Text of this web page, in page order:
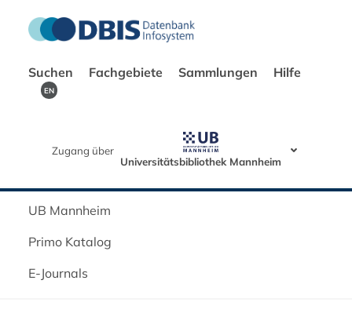
Suchen Fachgebiete Sammlungen Hilfe
EN
Zugang über
Universitätsbibliothek Mannheim
UB Mannheim
Primo Katalog
E-Journals